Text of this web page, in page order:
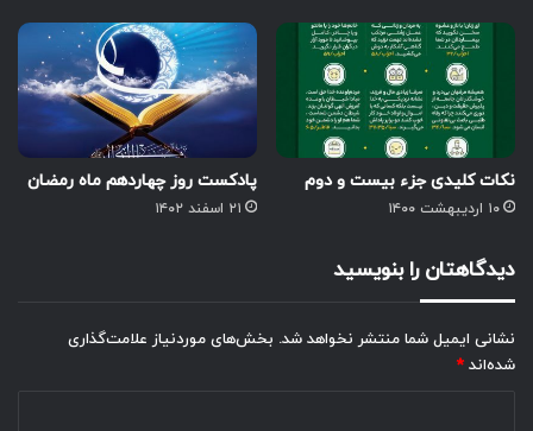
نکات کلیدی جزء بیست و دوم
۱۰ اردیبهشت ۱۴۰۰
پادکست روز چهاردهم ماه رمضان
۲۱ اسفند ۱۴۰۲
دیدگاهتان را بنویسید
نشانی ایمیل شما منتشر نخواهد شد. بخش‌های موردنیاز علامت‌گذاری
شده‌اند *